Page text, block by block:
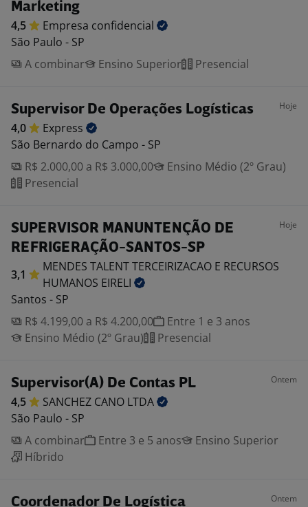
Marketing
4,5 Empresa confidencial
São Paulo - SP
A combinar
Ensino Superior Presencial
Supervisor De Operações Logísticas Hoje
4,0
Express
São Bernardo do Campo - SP
R$ 2.000,00 a R$ 3.000,00
Ensino Médio (2º Grau)
Presencial
SUPERVISOR MANUNTENÇÃO DE
REFRIGERAÇÃO-SANTOS-SP
Hoje
3,1
MENDES TALENT TERCEIRIZACAO E RECURSOS
HUMANOS EIRELI
Santos - SP
R$ 4.199,00 a R$ 4.200,00
Entre 1 e 3 anos
Ensino Médio (2º Grau)
Presencial
Supervisor(A) De Contas PL Ontem
4,5 SANCHEZ CANO LTDA
São Paulo - SP
A combinar
Entre 3 e 5 anos
Ensino Superior
Híbrido
Coordenador De Logística Ontem